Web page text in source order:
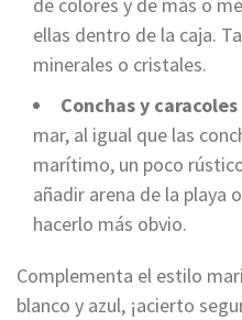
de colores y de más o
ellas dentro de la caja.
minerales o cristales.
Conchas y
mar, al igual que las
marítimo, un poco
añadir arena de la playa
hacerlo más obvio.
Complementa el estilo
blanco y azul, ¡acierto